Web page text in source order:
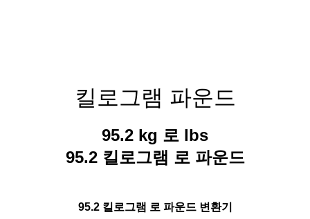
킬로그램 파운드
95.2 kg 로 lbs
95.2 킬로그램 로 파운드
95.2 킬로그램 로 파운드 변환기